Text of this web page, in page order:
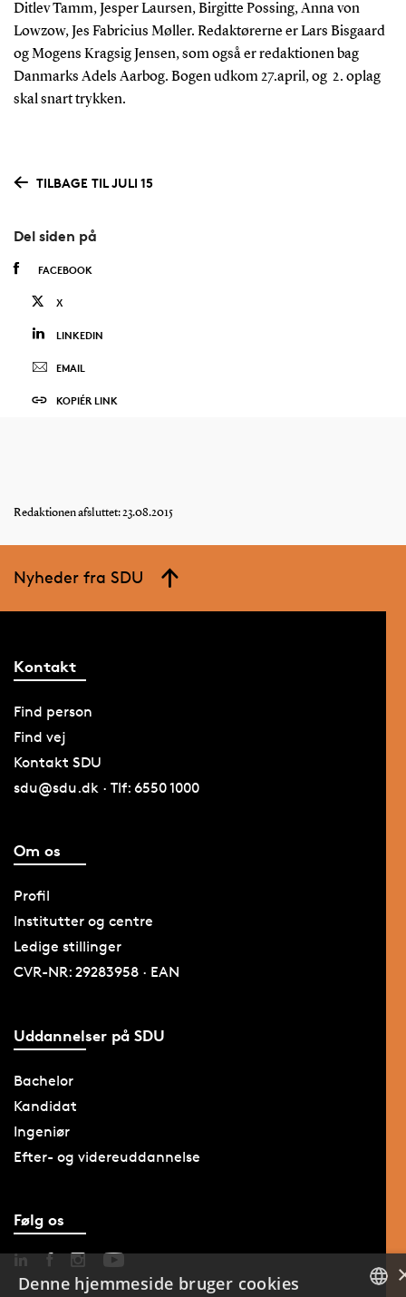
Ditlev Tamm, Jesper Laursen, Birgitte Possing, Anna von
Lowzow, Jes Fabricius Møller. Redaktørerne er Lars Bisgaard
og Mogens Kragsig Jensen, som også er redaktionen bag
Danmarks Adels Aarbog. Bogen udkom 27.april, og 2. oplag
skal snart trykken.
TILBAGE TIL JULI 15
Del siden på
FACEBOOK
X
LINKEDIN
EMAIL
KOPIÉR LINK
Redaktionen afsluttet: 23.08.2015
Nyheder fra SDU
Kontakt
Find person
Find vej
Kontakt SDU
sdu@sdu.dk · Tlf: 6550 1000
Om os
Profil
Institutter og centre
Ledige stillinger
CVR-NR: 29283958 · EAN
Uddannelser på SDU
Bachelor
Kandidat
Ingeniør
Efter- og videreuddannelse
Følg os
Denne hjemmeside bruger cookies